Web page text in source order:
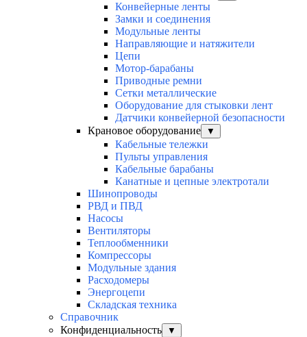
Конвейерные ленты
Замки и соединения
Модульные ленты
Направляющие и натяжители
Цепи
Мотор-барабаны
Приводные ремни
Сетки металлические
Оборудование для стыковки лент
Датчики конвейерной безопасности
Крановое оборудование
▼
Кабельные тележки
Пульты управления
Кабельные барабаны
Канатные и цепные электротали
Шинопроводы
РВД и ПВД
Насосы
Вентиляторы
Теплообменники
Компрессоры
Модульные здания
Расходомеры
Энергоцепи
Складская техника
Справочник
Конфиденциальность
▼